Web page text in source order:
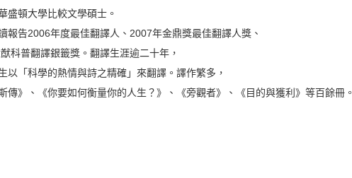
盛頓大學比較文學碩士。
報告2006年度最佳翻譯人、2007年金鼎獎最佳翻譯人獎、
科普翻譯銀籤獎。翻譯生涯逾二十年，
以「科學的熱情與詩之精確」來翻譯。譯作繁多，
傳》、《你要如何衡量你的人生？》、《旁觀者》、《目的與獲利》等百餘冊。